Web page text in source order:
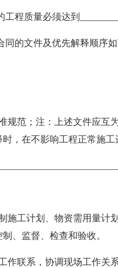
程质量必须达到
的文件及优先解释顺序如
规范；注：上述文件应互
，在不影响工程正常施工
施工计划、物资需用量计
、监督、检查和验收。
作联系，协调现场工作关系